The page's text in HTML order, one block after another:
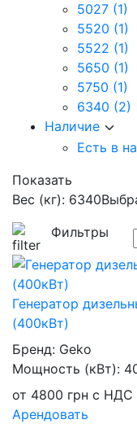
5027 (1)
5520 (1)
5522 (1)
5650 (1)
5750 (1)
6340 (2)
Наличие
Есть в
Показать
Вес (кг): 6340
Фильтры
Генератор
(400кВт)
Бренд: Geko
Мощность (кВт):
от 4800 грн с НДС
Арендовать